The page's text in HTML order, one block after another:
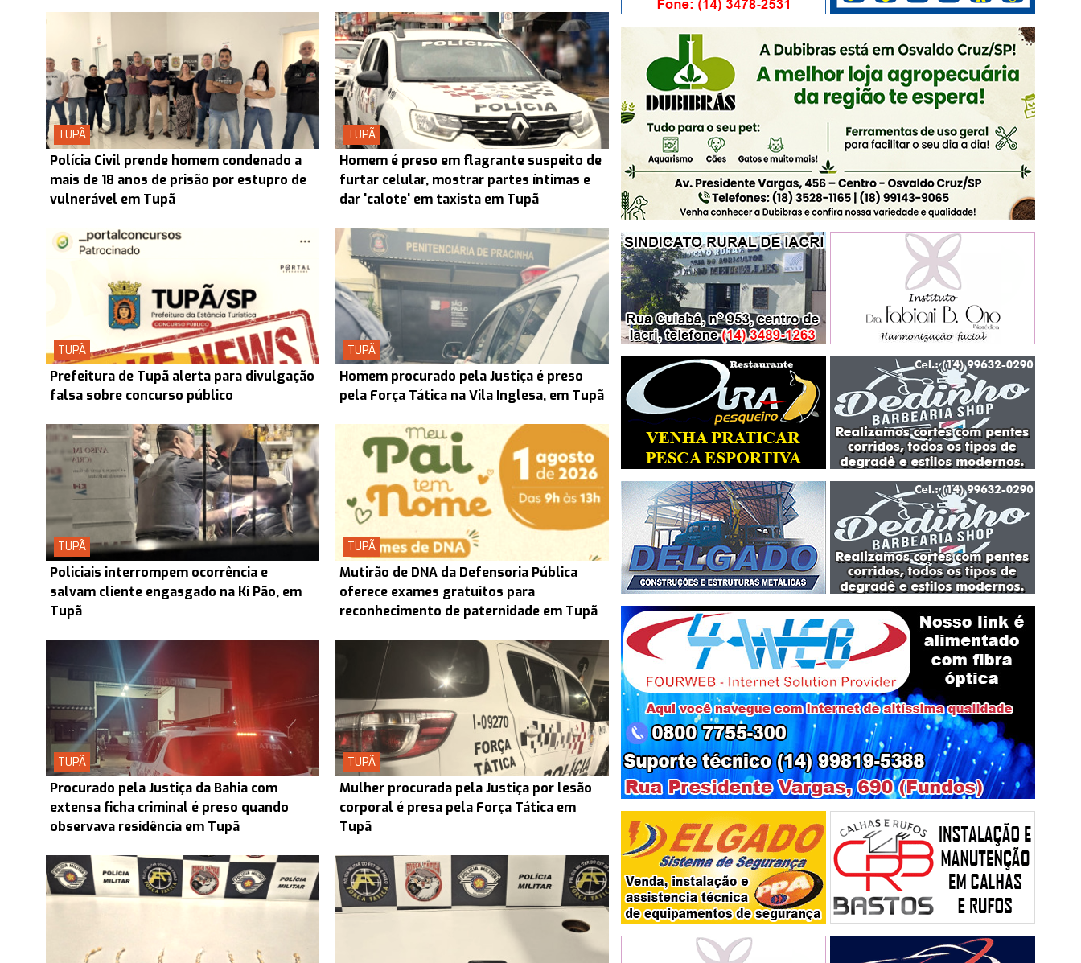
TUPÃ
Polícia Civil prende homem condenado a
mais de 18 anos de prisão por estupro de
vulnerável em Tupã
TUPÃ
Homem é preso em flagrante suspeito de
furtar celular, mostrar partes íntimas e
dar 'calote' em taxista em Tupã
TUPÃ
Prefeitura de Tupã alerta para divulgação
falsa sobre concurso público
TUPÃ
Homem procurado pela Justiça é preso
pela Força Tática na Vila Inglesa, em Tupã
TUPÃ
Policiais interrompem ocorrência e
salvam cliente engasgado na Ki Pão, em
Tupã
TUPÃ
Mutirão de DNA da Defensoria Pública
oferece exames gratuitos para
reconhecimento de paternidade em Tupã
TUPÃ
Procurado pela Justiça da Bahia com
extensa ficha criminal é preso quando
observava residência em Tupã
TUPÃ
Mulher procurada pela Justiça por lesão
corporal é presa pela Força Tática em
Tupã